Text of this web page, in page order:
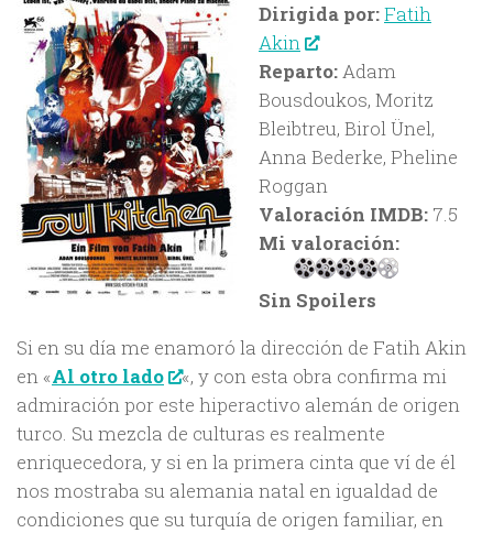
Dirigida por:Fatih
Akin
Reparto:Adam
Bousdoukos, Moritz
Bleibtreu, Birol Ünel,
Anna Bederke, Pheline
Roggan
Valoración IMDB: 7.5
Mi valoración:
Sin Spoilers
Si en su día me enamoró la dirección de Fatih Akin
en «Al otro lado
«, y con esta obra confirma mi
admiración por este hiperactivo alemán de origen
turco. Su mezcla de culturas es realmente
enriquecedora, y si en la primera cinta que ví de él
nos mostraba su alemania natal en igualdad de
condiciones que su turquía de origen familiar, en